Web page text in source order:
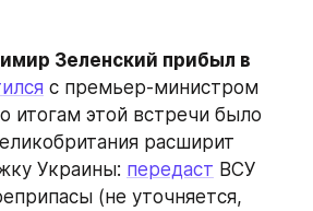
Зеленский прибыл в
с премьер-министром
итогам этой встречи было
расширит
Украины: передаст ВСУ
(не уточняется,